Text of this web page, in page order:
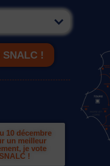
SNALC !
10 décembre
un meilleur
je vote
SNALC !